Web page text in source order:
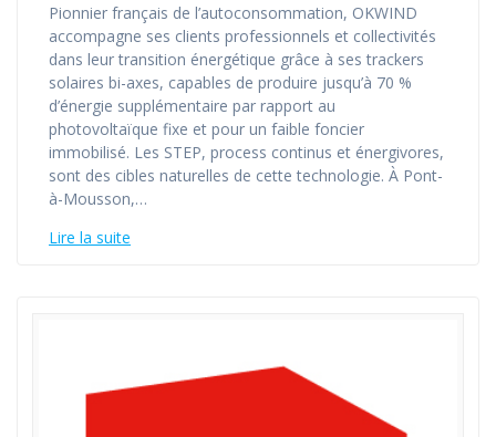
Pionnier français de l’autoconsommation, OKWIND
accompagne ses clients professionnels et collectivités
dans leur transition énergétique grâce à ses trackers
solaires bi-axes, capables de produire jusqu’à 70 %
d’énergie supplémentaire par rapport au
photovoltaïque fixe et pour un faible foncier
immobilisé. Les STEP, process continus et énergivores,
sont des cibles naturelles de cette technologie. À Pont-
à-Mousson,…
Lire la suite